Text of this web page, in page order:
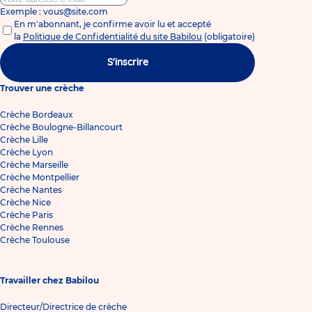
Exemple : vous@site.com
En m'abonnant, je confirme avoir lu et accepté
la Politique de Confidentialité du site Babilou (obligatoire)
S'inscrire
Trouver une crèche
Crèche Bordeaux
Crèche Boulogne-Billancourt
Crèche Lille
Crèche Lyon
Crèche Marseille
Crèche Montpellier
Crèche Nantes
Crèche Nice
Crèche Paris
Crèche Rennes
Crèche Toulouse
Travailler chez Babilou
Directeur/Directrice de crèche